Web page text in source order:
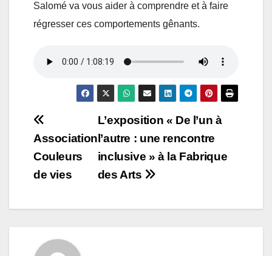
Salomé va vous aider à comprendre et à faire
régresser ces comportements gênants.
Navigation
de
l’article
L’exposition « De l’un à
l’autre : une rencontre
inclusive » à la Fabrique
des Arts
Association
Couleurs
de vies